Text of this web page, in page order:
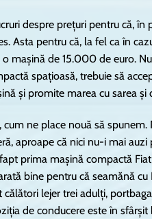
despre prețuri pentru că,
Asta pentru că, la fel ca în
mașină de 15.000 de euro.
spațioasă, trebuie să
și promite marea cu sarea
ne place nouă să
aproape că nici nu-i mai
prima mașină compactă
bine pentru că seamănă
lejer trei adulți,
de conducere este în